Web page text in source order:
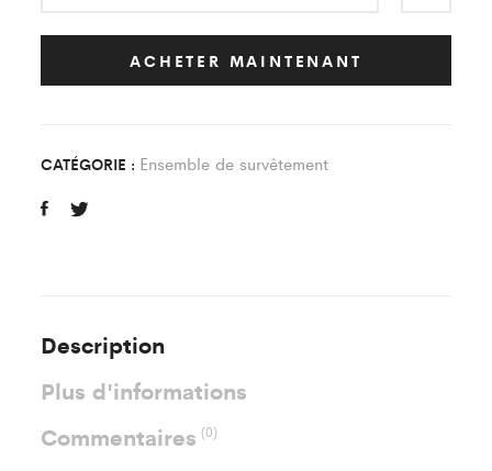
Survêtement
Sporting
Canaverois
ACHETER MAINTENANT
CATÉGORIE : Ensemble de survêtement
Description
Plus d'informations
Commentaires(0)